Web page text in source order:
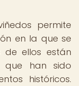
permite
en la que se
de ellos están
que han sido
históricos.